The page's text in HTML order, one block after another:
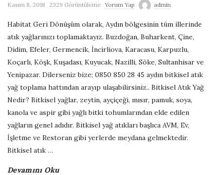
t
ı
k
Y
a
ğ
B
Kasım 8, 2018 2329 Görüntüleme Yorum Yap admin
Habitat Geri Dönüşüm olarak, Aydın bölgesinin tüm illerinde
atık yağlarınızı toplamaktayız. Buzdoğan, Buharkent, Çine,
Didim, Efeler, Germencik, İncirliova, Karacasu, Karpuzlu,
Koçarlı, Köşk, Kuşadası, Kuyucak, Nazilli, Söke, Sultanhisar ve
Yenipazar. Dilerseniz bize; 0850 850 28 45 aydın bitkisel atık
yağ toplama hattından arayıp ulaşabilirsiniz.. Bitkisel Atık Yağ
Nedir? Bitkisel yağlar, zeytin, ayçiçeği, mısır, pamuk, soya,
kanola ve aspir gibi yağlı bitki tohumlarından elde edilen
yağların genel adıdır. Bitkisel yağ atıkları başlıca AVM, Ev,
İşletme ve Restoran gibi yerlerde meydana gelmektedir.
Bitkisel atık …
Devamını Oku